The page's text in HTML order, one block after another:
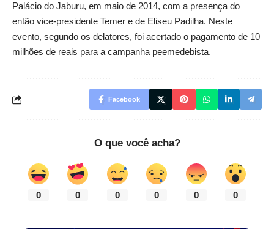
Palácio do Jaburu, em maio de 2014, com a presença do
então vice-presidente Temer e de Eliseu Padilha. Neste
evento, segundo os delatores, foi acertado o pagamento de 10
milhões de reais para a campanha peemedebista.
Facebook
O que você acha?
0 0 0 0 0 0